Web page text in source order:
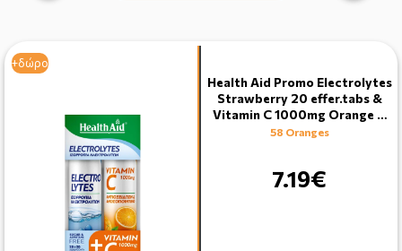
+δώρο
Health Aid Promo Electrolytes
Strawberry 20 effer.tabs &
Vitamin C 1000mg Orange …
58 Oranges
7.19€